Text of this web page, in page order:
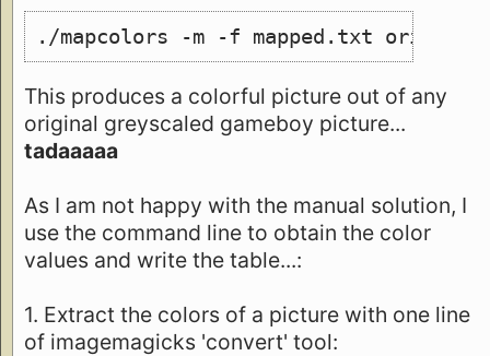
./mapcolors -m -f mapped.txt
This produces a colorful picture out of any
original greyscaled gameboy picture...
tadaaaaa
As I am not happy with the manual solution, I
use the command line to obtain the color
values and write the table...:
1. Extract the colors of a picture with one line
of imagemagicks 'convert' tool: